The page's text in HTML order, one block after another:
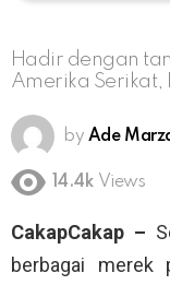
Hadir dengan
Amerika Serikat,
by Ade
14.4k Views
CakapCakap –
berbagai merek